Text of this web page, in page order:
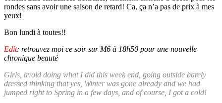
rondes sans avoir une saison de retard! Ca, ça n’a pas de prix à mes
yeux!
Bon lundi à toutes!!
Edit: retrouvez moi ce soir sur M6 à 18h50 pour une nouvelle
chronique beauté
Girls, avoid doing what I did this week end, going outside barely
dressed thinking that yes, Winter was gone already and we had
jumped right to Spring in a few days, and of course, I got a cold!